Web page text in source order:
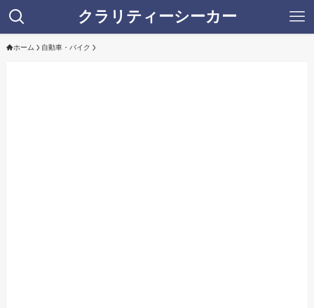
クラリティーシーカー
ホーム 自動車・バイク